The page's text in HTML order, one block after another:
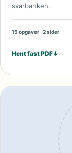
svarbanken.
15 opgaver · 2 sider
Hent fast PDF↓